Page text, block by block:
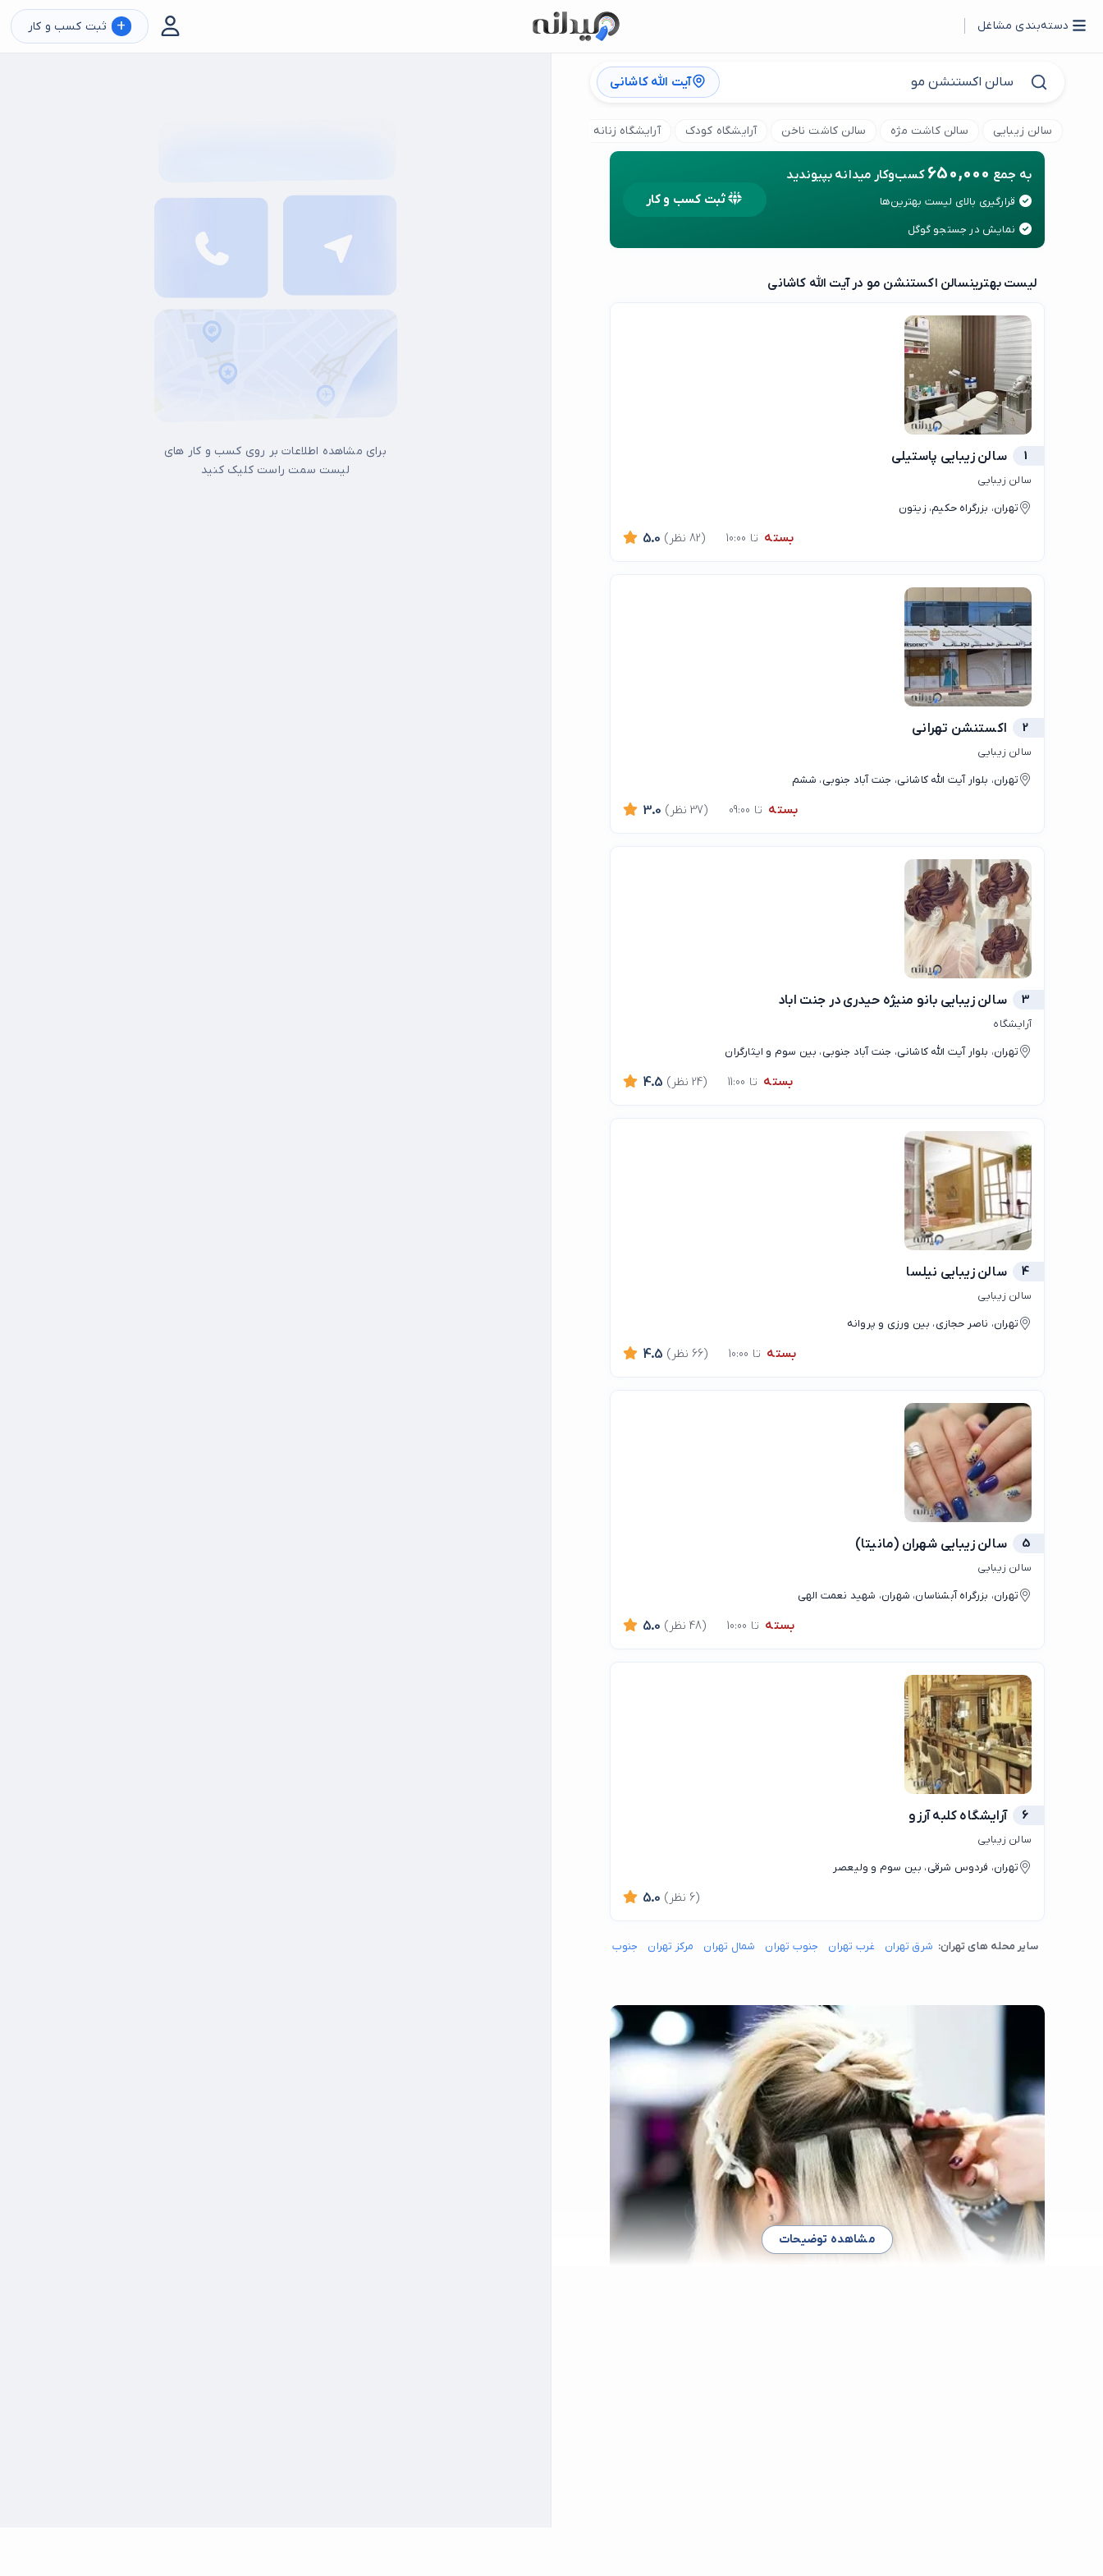
دسته‌بندی مشاغل + ثبت کسب و کار
آیت الله کاشانی
سالن زیبایی سالن کاشت مژه سالن کاشت ناخن آرایشگاه کودک آرایشگاه زنانه
به جمع 650,000 کسب‌وکار میدانه بپیوندید
قرارگیری بالای لیست بهترین‌ها
نمایش در جستجو گوگل
ثبت کسب و کار
لیست بهترینسالن اکستنشن مو در آیت الله کاشانی
1 سالن زیبایی پاستیلی
سالن زیبایی
تهران، بزرگراه حکیم، زیتون
بسته تا 10:00 5.0 (82 نظر)
2 اکستنشن تهرانی
سالن زیبایی
تهران، بلوار آیت الله کاشانی، جنت آباد جنوبی، ششم
بسته تا 09:00 3.0 (37 نظر)
3 سالن زیبایی بانو منیژه حیدری در جنت اباد
آرایشگاه
تهران، بلوار آیت الله کاشانی، جنت آباد جنوبی، بین سوم و ایثارگران
بسته تا 11:00 4.5 (24 نظر)
4 سالن زیبایی نیلسا
سالن زیبایی
تهران، ناصر حجازی، بین ورزی و پروانه
بسته تا 10:00 4.5 (66 نظر)
5 سالن زیبایی شهران (مانیتا)
سالن زیبایی
تهران، بزرگراه آبشناسان، شهران، شهيد نعمت الهي
بسته تا 10:00 5.0 (48 نظر)
6 آرایشگاه کلبه آرزو
سالن زیبایی
تهران، فردوس شرقی، بین سوم و ولیعصر
5.0 (6 نظر)
سایر محله های تهران: شرق تهران غرب تهران جنوب تهران شمال تهران مرکز تهران جنوب شرق تهران
مشاهده توضیحات
برای مشاهده اطلاعات بر روی کسب و کار های
لیست سمت راست کلیک کنید